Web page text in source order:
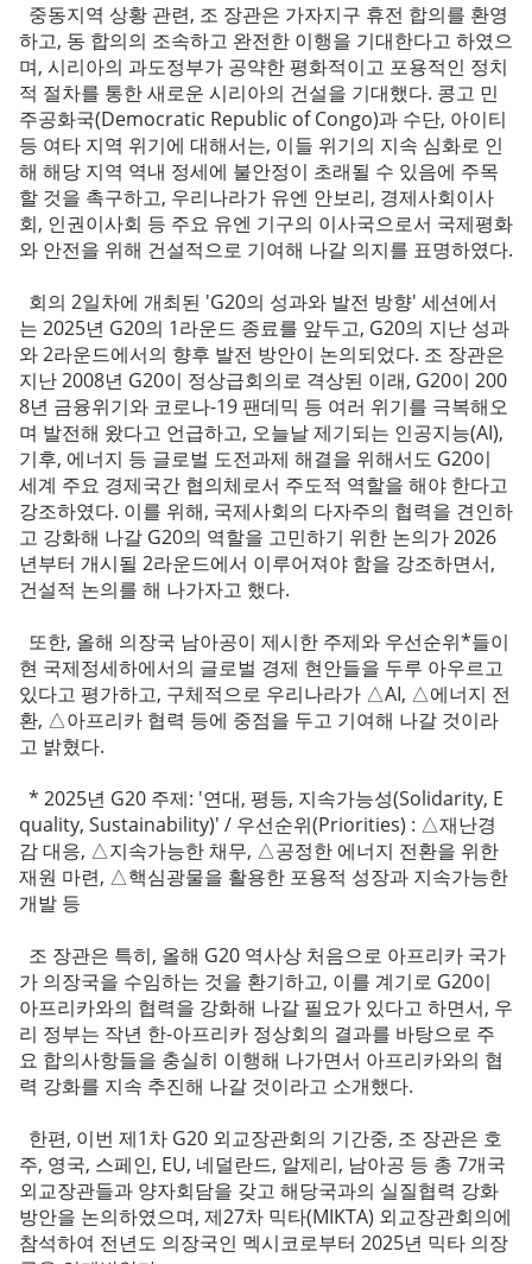
중동지역 상황 관련, 조 장관은 가자지구 휴전 합의를 환영
하고, 동 합의의 조속하고 완전한 이행을 기대한다고 하였으
며, 시리아의 과도정부가 공약한 평화적이고 포용적인 정치
적 절차를 통한 새로운 시리아의 건설을 기대했다. 콩고 민
주공화국(Democratic Republic of Congo)과 수단, 아이티
등 여타 지역 위기에 대해서는, 이들 위기의 지속 심화로 인
해 해당 지역 역내 정세에 불안정이 초래될 수 있음에 주목
할 것을 촉구하고, 우리나라가 유엔 안보리, 경제사회이사
회, 인권이사회 등 주요 유엔 기구의 이사국으로서 국제평화
와 안전을 위해 건설적으로 기여해 나갈 의지를 표명하였다.
회의 2일차에 개최된 'G20의 성과와 발전 방향' 세션에서
는 2025년 G20의 1라운드 종료를 앞두고, G20의 지난 성과
와 2라운드에서의 향후 발전 방안이 논의되었다. 조 장관은
지난 2008년 G20이 정상급회의로 격상된 이래, G20이 200
8년 금융위기와 코로나-19 팬데믹 등 여러 위기를 극복해오
며 발전해 왔다고 언급하고, 오늘날 제기되는 인공지능(AI),
기후, 에너지 등 글로벌 도전과제 해결을 위해서도 G20이
세계 주요 경제국간 협의체로서 주도적 역할을 해야 한다고
강조하였다. 이를 위해, 국제사회의 다자주의 협력을 견인하
고 강화해 나갈 G20의 역할을 고민하기 위한 논의가 2026
년부터 개시될 2라운드에서 이루어져야 함을 강조하면서,
건설적 논의를 해 나가자고 했다.
또한, 올해 의장국 남아공이 제시한 주제와 우선순위*들이
현 국제정세하에서의 글로벌 경제 현안들을 두루 아우르고
있다고 평가하고, 구체적으로 우리나라가 △AI, △에너지 전
환, △아프리카 협력 등에 중점을 두고 기여해 나갈 것이라
고 밝혔다.
* 2025년 G20 주제: '연대, 평등, 지속가능성(Solidarity, E
quality, Sustainability)' / 우선순위(Priorities) : △재난경
감 대응, △지속가능한 채무, △공정한 에너지 전환을 위한
재원 마련, △핵심광물을 활용한 포용적 성장과 지속가능한
개발 등
조 장관은 특히, 올해 G20 역사상 처음으로 아프리카 국가
가 의장국을 수임하는 것을 환기하고, 이를 계기로 G20이
아프리카와의 협력을 강화해 나갈 필요가 있다고 하면서, 우
리 정부는 작년 한-아프리카 정상회의 결과를 바탕으로 주
요 합의사항들을 충실히 이행해 나가면서 아프리카와의 협
력 강화를 지속 추진해 나갈 것이라고 소개했다.
한편, 이번 제1차 G20 외교장관회의 기간중, 조 장관은 호
주, 영국, 스페인, EU, 네덜란드, 알제리, 남아공 등 총 7개국
외교장관들과 양자회담을 갖고 해당국과의 실질협력 강화
방안을 논의하였으며, 제27차 믹타(MIKTA) 외교장관회의에
참석하여 전년도 의장국인 멕시코로부터 2025년 믹타 의장